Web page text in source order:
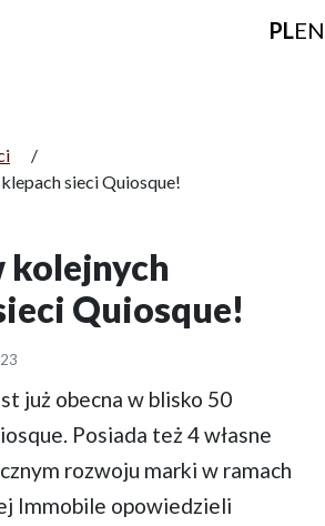
PLEN
/
sieci Quiosque!
kolejnych
Quiosque!
już obecna w blisko 50
Posiada też 4 własne
rozwoju marki w ramach
Immobile opowiedzieli